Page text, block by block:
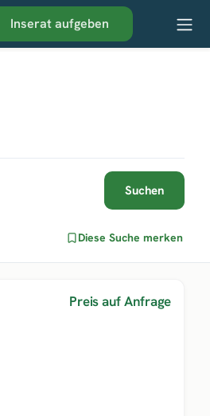
Inserat aufgeben
Suchen
Diese Suche merken
Preis auf Anfrage